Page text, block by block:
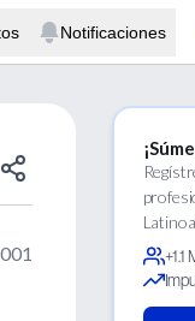
Notificaciones
+1.1